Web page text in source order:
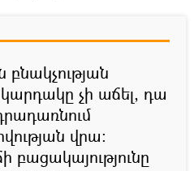
չի աճել, դա
վրա։
բացակայությունը